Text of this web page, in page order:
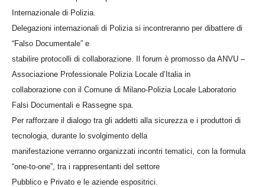
Internazionale di Polizia.
Delegazioni internazionali di Polizia si incontreranno per dibattere di
“Falso Documentale” e
stabilire protocolli di collaborazione. Il forum è promosso da ANVU –
Associazione Professionale Polizia Locale d’Italia in
collaborazione con il Comune di Milano-Polizia Locale Laboratorio
Falsi Documentali e Rassegne spa.
Per rafforzare il dialogo tra gli addetti alla sicurezza e i produttori di
tecnologia, durante lo svolgimento della
manifestazione verranno organizzati incontri tematici, con la formula
“one-to-one”, tra i rappresentanti del settore
Pubblico e Privato e le aziende espositrici.